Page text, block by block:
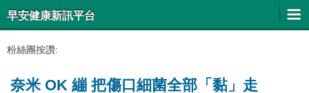
早安健康新訊平台
粉絲團按讚:
奈米 OK 繃 把傷口細菌全部「黏」走